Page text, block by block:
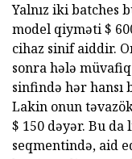
Yalnız iki batches
model qiyməti $
cihaz sinif aiddir.
sonra hələ müvafiq
sinfində hər hansı
Lakin onun
$ 150 dəyər. Bu
seqmentində, aid